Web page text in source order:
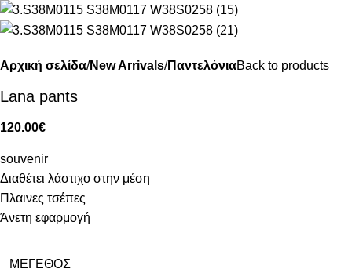
Αρχική σελίδα New Arrivals ΠαντελόνιαBack to products
Lana pants
120.00€
souvenir
Διαθέτει λάστιχο στην μέση
Πλαινες τσέπες
Άνετη εφαρμογή
ΜΈΓΕΘΟΣ